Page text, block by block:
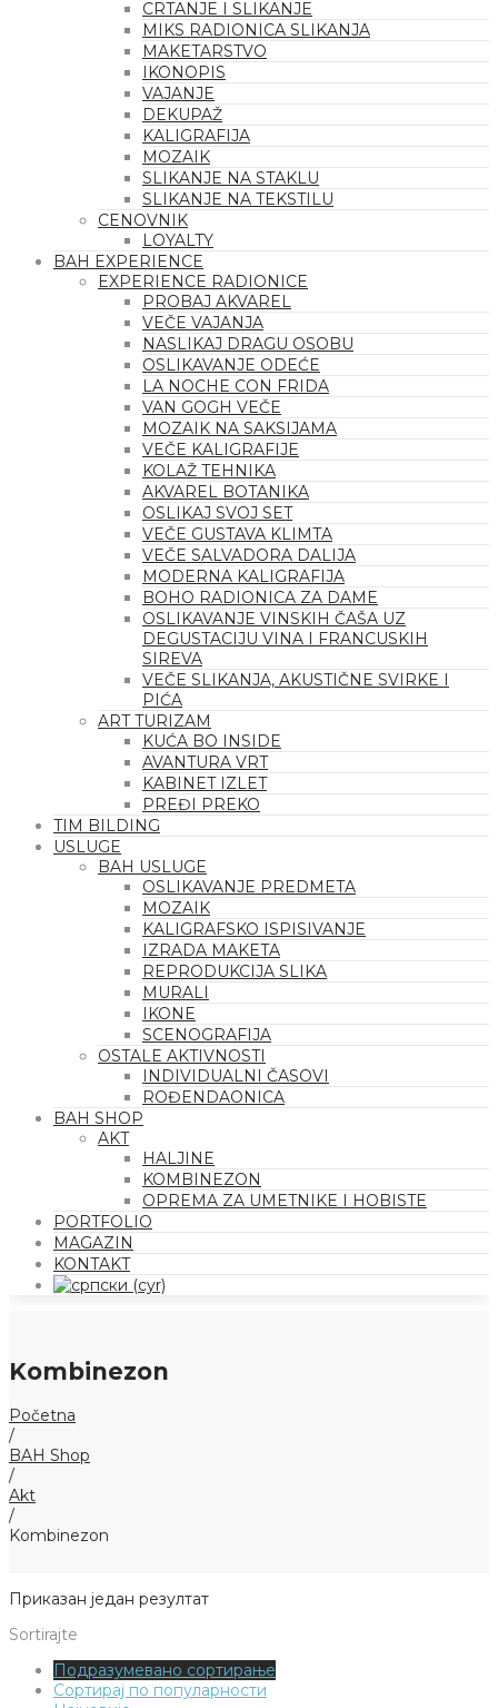
CRTANJE I SLIKANJE
MIKS RADIONICA SLIKANJA
MAKETARSTVO
IKONOPIS
VAJANJE
DEKUPAŽ
KALIGRAFIJA
MOZAIK
SLIKANJE NA STAKLU
SLIKANJE NA TEKSTILU
CENOVNIK
LOYALTY
BAH EXPERIENCE
EXPERIENCE RADIONICE
PROBAJ AKVAREL
VEČE VAJANJA
NASLIKAJ DRAGU OSOBU
OSLIKAVANJE ODEĆE
LA NOCHE CON FRIDA
VAN GOGH VEČE
MOZAIK NA SAKSIJAMA
VEČE KALIGRAFIJE
KOLAŽ TEHNIKA
AKVAREL BOTANIKA
OSLIKAJ SVOJ SET
VEČE GUSTAVA KLIMTA
VEČE SALVADORA DALIJA
MODERNA KALIGRAFIJA
BOHO RADIONICA ZA DAME
OSLIKAVANJE VINSKIH ČAŠA UZ
DEGUSTACIJU VINA I FRANCUSKIH
SIREVA
VEČE SLIKANJA, AKUSTIČNE SVIRKE I
PIĆA
ART TURIZAM
KUĆA BO INSIDE
AVANTURA VRT
KABINET IZLET
PREĐI PREKO
TIM BILDING
USLUGE
BAH USLUGE
OSLIKAVANJE PREDMETA
MOZAIK
KALIGRAFSKO ISPISIVANJE
IZRADA MAKETA
REPRODUKCIJA SLIKA
MURALI
IKONE
SCENOGRAFIJA
OSTALE AKTIVNOSTI
INDIVIDUALNI ČASOVI
ROĐENDAONICA
BAH SHOP
AKT
HALJINE
KOMBINEZON
OPREMA ZA UMETNIKE I HOBISTE
PORTFOLIO
MAGAZIN
KONTAKT
Kombinezon
Početna
/
BAH Shop
/
Akt
/
Kombinezon
Приказан један резултат
Sortirajte
Подразумевано сортирање
Сортирај по популарности